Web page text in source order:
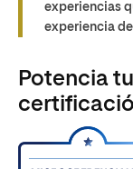
experiencias
experiencia
Potencia